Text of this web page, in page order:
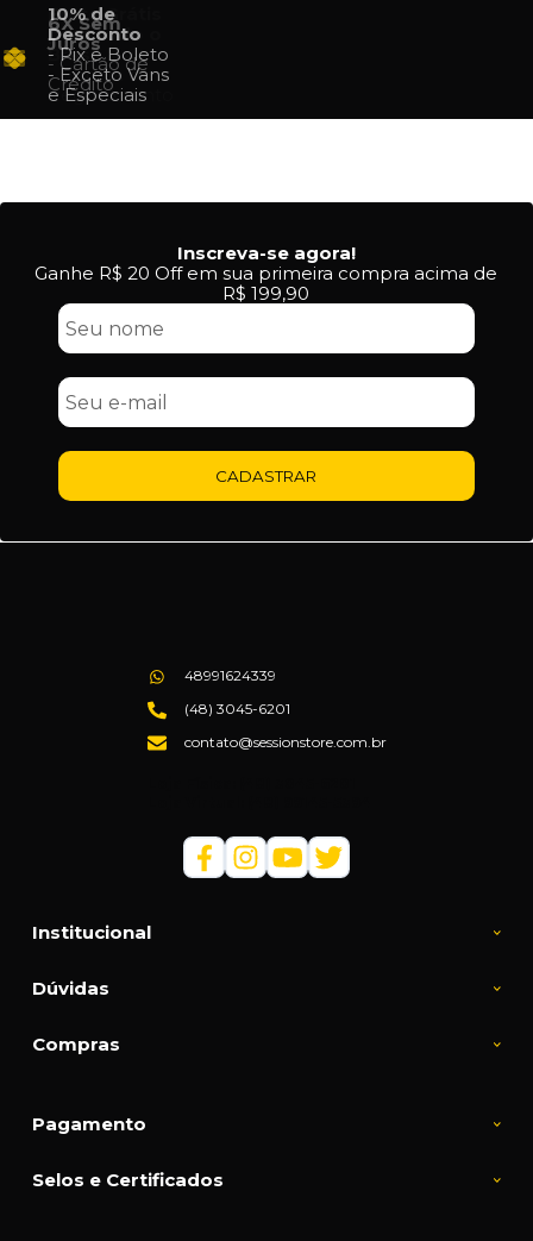
Frete Grátis
para todo o
Brasil
- Confira o
Regulamento
6X Sem
Juros
- Cartão de
Crédito
10% de
Desconto
- Pix e Boleto
- Exceto Vans
e Especiais
Inscreva-se agora!
Ganhe R$ 20 Off em sua primeira compra acima de
R$ 199,90
CADASTRAR
Institucional
Dúvidas
Compras
48991624339
(48) 3045-6201
contato@sessionstore.com.br
Pagamento
Selos e Certificados